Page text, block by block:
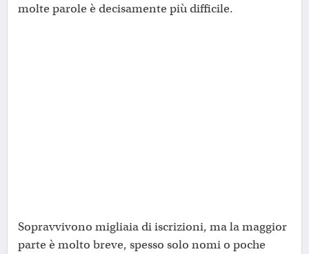
molte parole è decisamente più difficile.
Sopravvivono migliaia di iscrizioni, ma la maggior
parte è molto breve, spesso solo nomi o poche